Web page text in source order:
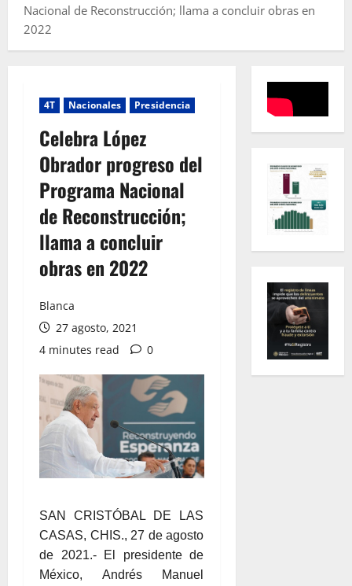
Nacional de Reconstrucción; llama a concluir obras en
2022
4T Nacionales Presidencia
Celebra López
Obrador progreso del
Programa Nacional
de Reconstrucción;
llama a concluir
obras en 2022
Blanca
27 agosto, 2021
4 minutes read
0
SAN CRISTÓBAL DE LAS
CASAS, CHIS., 27 de agosto
de 2021.- El presidente de
México, Andrés Manuel